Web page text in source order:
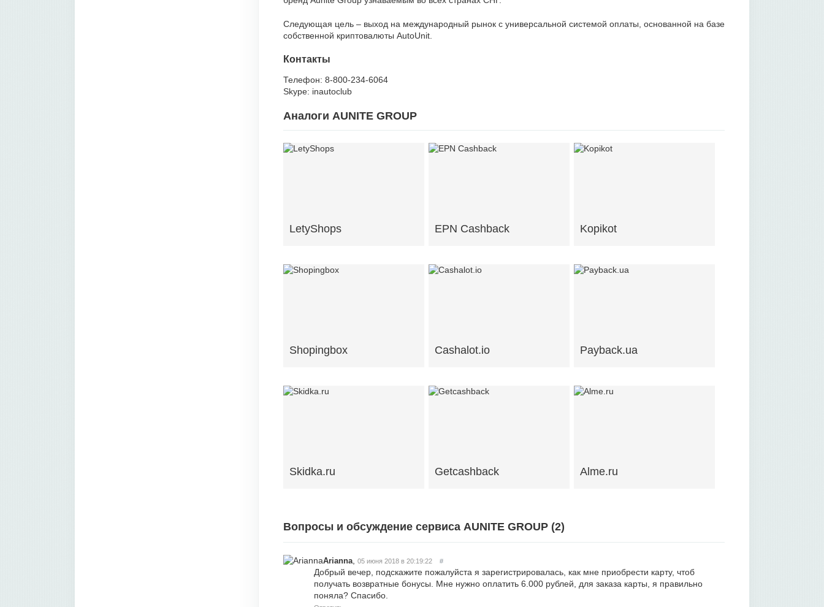
Следующая цель – выход на международный рынок с универсальной системой оплаты, основанной на базе
собственной криптовалюты AutoUnit.
Контакты
Телефон: 8-800-234-6064
Skype: inautoclub
Аналоги AUNITE GROUP
LetyShops EPN Cashback Kopikot
Shopingbox Cashalot.io Payback.ua
Skidka.ru Getcashback Alme.ru
Вопросы и обсуждение сервиса AUNITE GROUP (2)
Arianna 05 июня 2018 в 20:19:22 #
Добрый вечер, подскажите пожалуйста я зарегистрировалась, как мне приобрести карту, чтоб
получать возвратные бонусы. Мне нужно оплатить 6.000 рублей, для заказа карты, я правильно
поняла? Спасибо.